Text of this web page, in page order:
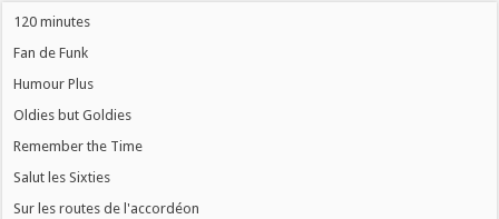
120 minutes
Fan de Funk
Humour Plus
Oldies but Goldies
Remember the Time
Salut les Sixties
Sur les routes de l'accordéon